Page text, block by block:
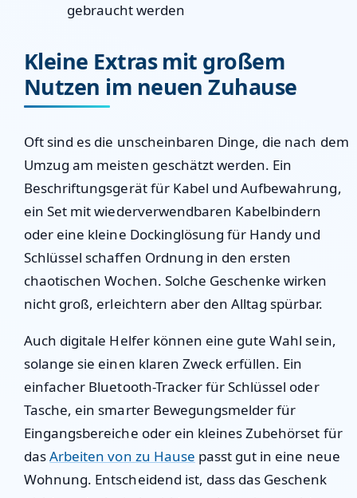
gebraucht werden
Kleine Extras mit großem
Nutzen im neuen Zuhause
Oft sind es die unscheinbaren Dinge, die nach dem
Umzug am meisten geschätzt werden. Ein
Beschriftungsgerät für Kabel und Aufbewahrung,
ein Set mit wiederverwendbaren Kabelbindern
oder eine kleine Dockinglösung für Handy und
Schlüssel schaffen Ordnung in den ersten
chaotischen Wochen. Solche Geschenke wirken
nicht groß, erleichtern aber den Alltag spürbar.
Auch digitale Helfer können eine gute Wahl sein,
solange sie einen klaren Zweck erfüllen. Ein
einfacher Bluetooth-Tracker für Schlüssel oder
Tasche, ein smarter Bewegungsmelder für
Eingangsbereiche oder ein kleines Zubehörset für
dasArbeiten von zu Hause passt gut in eine neue
Wohnung. Entscheidend ist, dass das Geschenk